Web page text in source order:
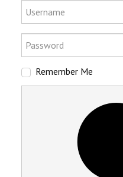
Username
Password
Remember Me